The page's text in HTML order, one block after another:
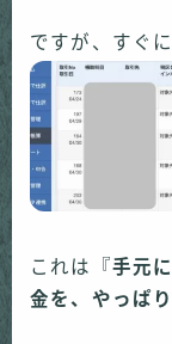
ですが、すぐ
これは『手元
金を、やっぱ